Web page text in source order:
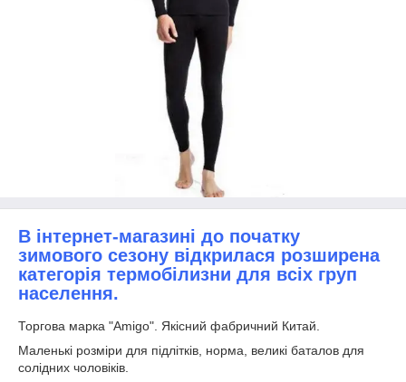
В інтернет-магазині до початку
зимового сезону відкрилася розширена
категорія термобілизни для всіх груп
населення.
Торгова марка "Amigo". Якісний фабричний Китай.
Маленькі розміри для підлітків, норма, великі баталов для
солідних чоловіків.